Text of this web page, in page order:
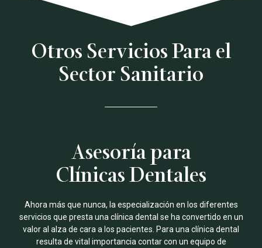
Otros Servicios Para el
Sector Sanitario
Asesoría para
Clínicas Dentales
Ahora más que nunca, la especialización en los diferentes
servicios que presta una clínica dental se ha convertido en un
valor al alza de cara a los pacientes. Para una clínica dental
resulta de vital importancia contar con un equipo de